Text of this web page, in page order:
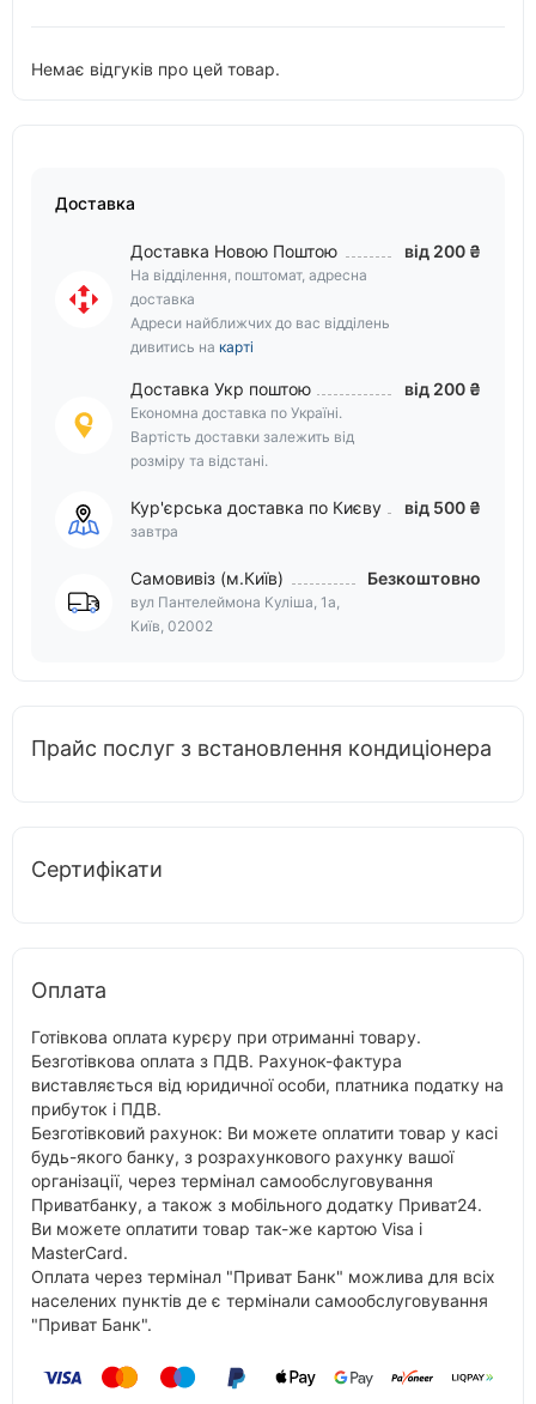
Немає відгуків про цей товар.
Доставка
Доставка Новою Поштою
На відділення, поштомат, адресна
доставка
Адреси найближчих до вас відділень
дивитись на карті
від 200 ₴
Доставка Укр поштою
Економна доставка по Україні.
Вартість доставки залежить від
розміру та відстані.
від 200 ₴
Кур'єрська доставка по Києву
завтра
від 500 ₴
Самовивіз (м.Київ)
вул Пантелеймона Куліша, 1а,
Київ, 02002
Безкоштовно
Прайс послуг з встановлення кондиціонера
Сертифікати
Оплата
Готівкова оплата курєру при отриманні товару.
Безготівкова оплата з ПДВ. Рахунок-фактура
виставляється від юридичної особи, платника податку на
прибуток і ПДВ.
Безготівковий рахунок: Ви можете оплатити товар у касі
будь-якого банку, з розрахункового рахунку вашої
організації, через термінал самообслуговування
Приватбанку, а також з мобільного додатку Приват24.
Ви можете оплатити товар так-же картою Visa і
MasterCard.
Оплата через термінал "Приват Банк" можлива для всіх
населених пунктів де є термінали самообслуговування
"Приват Банк".